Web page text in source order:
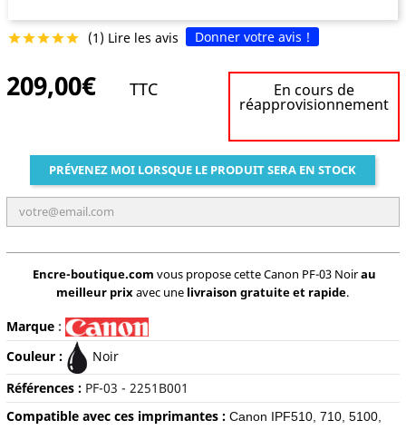
 (1) Lire les avis Donner votre avis !
209,00€ TTC En cours de
réapprovisionnement
PRÉVENEZ MOI LORSQUE LE PRODUIT SERA EN STOCK
Encre-boutique.com vous propose cette Canon PF-03 Noirau
meilleur prixavec une livraison gratuite et rapide.
Marque:
Couleur :
Noir
Références : PF-03 - 2251B001
Compatible avec ces imprimantes : Canon IPF510, 710, 5100,